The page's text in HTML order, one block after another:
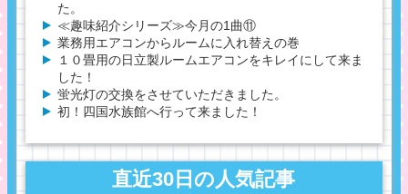
た。
≪趣味紹介シリーズ≫今月の1曲⑪
業務用エアコンからルームに入れ替えの巻
１０畳用の日立製ルームエアコンをキレイにして来ま
した！
蛍光灯の交換をさせていただきました。
初！四国水族館へ行って来ました！
直近30日の人気記事